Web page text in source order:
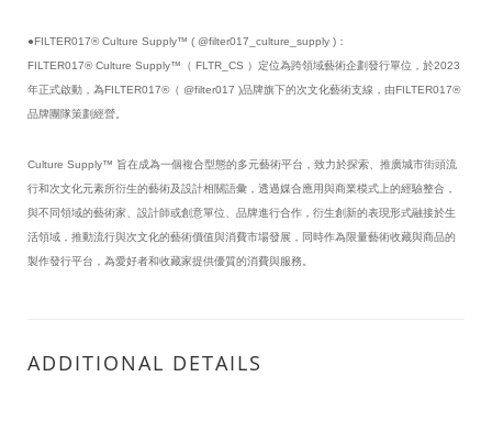
●FILTER017® Culture Supply™ ( @filter017_culture_supply )：
FILTER017® Culture Supply™（ FLTR_CS ）定位為跨領域藝術企劃發行單位，於2023
年正式啟動，為FILTER017®（ @filter017 )品牌旗下的次文化藝術支線，由FILTER017®
品牌團隊策劃經營。
Culture Supply™ 旨在成為一個複合型態的多元藝術平台，致力於探索、推廣城市街頭流
行和次文化元素所衍生的藝術及設計相關語彙，透過媒合應用與商業模式上的經驗整合，
與不同領域的藝術家、設計師或創意單位、品牌進行合作，衍生創新的表現形式融接於生
活領域，推動流行與次文化的藝術價值與消費市場發展，同時作為限量藝術收藏與商品的
製作發行平台，為愛好者和收藏家提供優質的消費與服務。
ADDITIONAL DETAILS